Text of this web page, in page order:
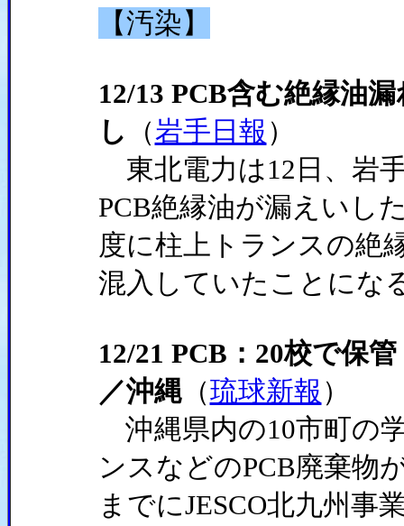
【汚染】
12/13 PCB含む絶縁油
し （岩手日報 ）
東北電力は12日、岩
PCB絶縁油が漏えいし
度に柱上トランスの絶
混入していたことにな
12/21 PCB：20校で保
／沖縄（琉球新報 ）
沖縄県内の10市町の
ンスなどのPCB廃棄物
までにJESCO北九州事